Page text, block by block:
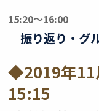
15:20～16:00
振り返り・グ
◆2019年
15:15